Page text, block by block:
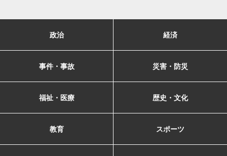
政治 経済
事件・事故 災害・防災
福祉・医療 歴史・文化
教育 スポーツ